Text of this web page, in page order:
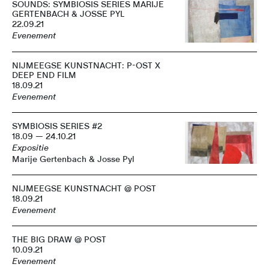
SOUNDS: SYMBIOSIS SERIES MARIJE
GERTENBACH & JOSSE PYL
22.09.21
Evenement
NIJMEEGSE KUNSTNACHT: P-OST X
DEEP END FILM
18.09.21
Evenement
SYMBIOSIS SERIES #2
18.09 — 24.10.21
Expositie
Marije Gertenbach & Josse Pyl
NIJMEEGSE KUNSTNACHT @ POST
18.09.21
Evenement
THE BIG DRAW @ POST
10.09.21
Evenement